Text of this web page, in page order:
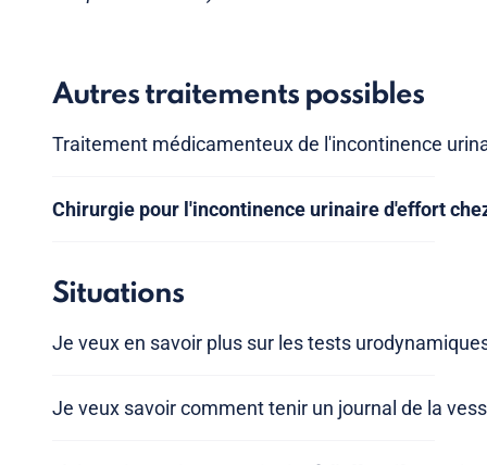
Autres traitements possibles
Traitement médicamenteux de l'incontinence
Chirurgie pour l'incontinence urinaire d'effort
Situations
Je veux en savoir plus sur les tests
Je veux savoir comment tenir un journal de la